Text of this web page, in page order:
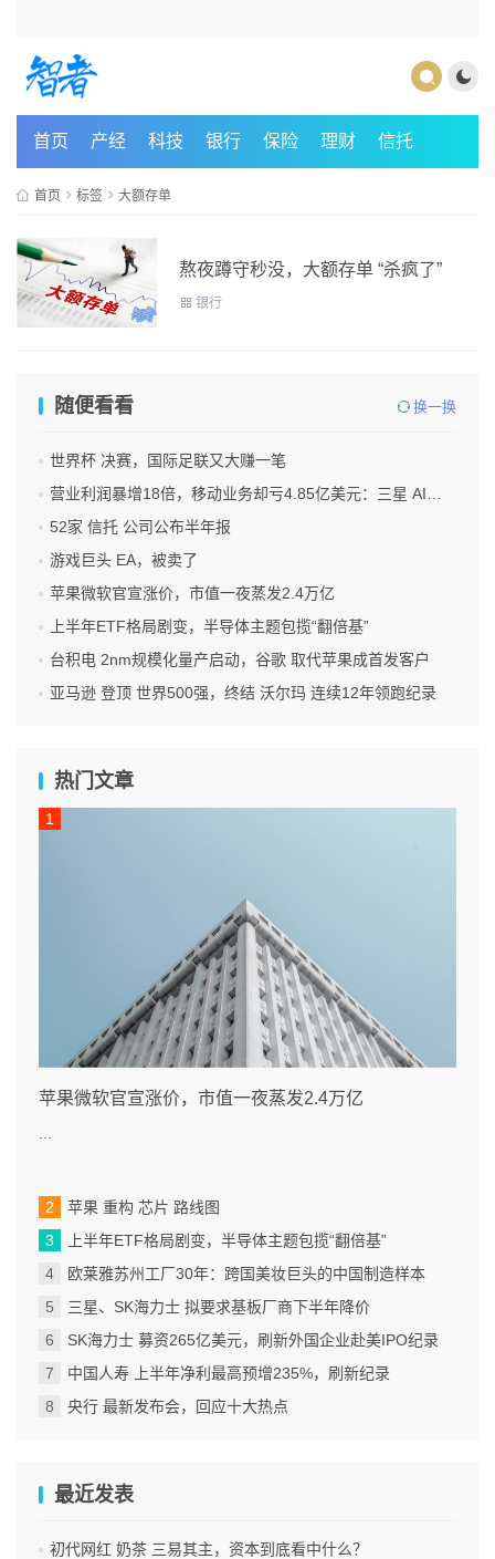
首页 产经 科技 银行 保险 理财 信托
首页 标签 大额存单
熬夜蹲守秒没，大额存单 “杀疯了”
银行
随便看看 换一换
世界杯 决赛，国际足联又大赚一笔
营业利润暴增18倍，移动业务却亏4.85亿美元：三星 AI红利的另一面
52家 信托 公司公布半年报
游戏巨头 EA，被卖了
苹果微软官宣涨价，市值一夜蒸发2.4万亿
上半年ETF格局剧变，半导体主题包揽“翻倍基”
台积电 2nm规模化量产启动，谷歌 取代苹果成首发客户
亚马逊 登顶 世界500强，终结 沃尔玛 连续12年领跑纪录
热门文章
苹果微软官宣涨价，市值一夜蒸发2.4万亿
苹果 重构 芯片 路线图
上半年ETF格局剧变，半导体主题包揽“翻倍基”
欧莱雅苏州工厂30年：跨国美妆巨头的中国制造样本
三星、SK海力士 拟要求基板厂商下半年降价
SK海力士 募资265亿美元，刷新外国企业赴美IPO纪录
中国人寿 上半年净利最高预增235%，刷新纪录
央行 最新发布会，回应十大热点
最近发表
初代网红 奶茶 三易其主，资本到底看中什么？